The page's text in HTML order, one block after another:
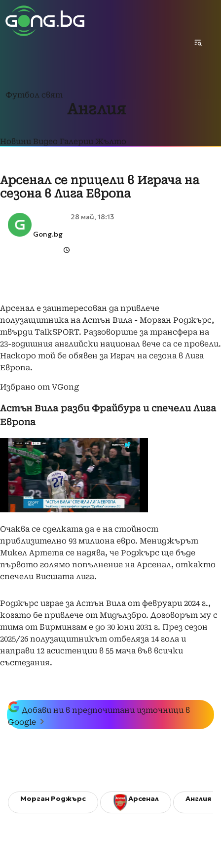
Футбол свят
Англия
Новини Видео Галерии Жълто
Арсенал се прицели в Играча на
сезона в Лига Европа
Gong.bg
28 май, 18:13
Арсенал е заинтересован да привлече
полузащитника на Астън Вила - Морган Роджърс,
твърди TalkSPORT. Разговорите за трансфера на
23-годишния английски национал вече са се провели.
Наскоро той бе обявен за Играч на сезона в Лига
Европа.
Избрано от VGong
Астън Вила разби Фрайбург и спечели Лига
Европа
Очаква се сделката да е на стойност
приблизително 93 милиона евро. Мениджърът
Микел Артета се надява, че Роджърс ще бъде
първото голямо попълнение на Арсенал, откакто
спечели Висшата лига.
Роджърс играе за Астън Вила от февруари 2024 г.,
когато бе привлече от Мидълзбро. Договорът му с
тима от Бирмингам е до 30 юни 2031 г. През сезон
2025/26 полузащитникът отбеляза 14 гола и
направи 12 асистенции в 55 мача във всички
състезания.
Добави ни в предпочитани източници в
Google
Морган Роджърс Арсенал Англия